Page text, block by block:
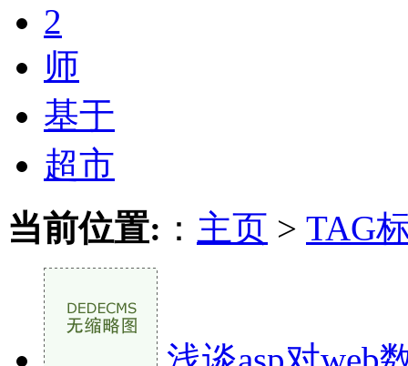
2
师
基于
超市
当前位置: ： 主页 > TAG